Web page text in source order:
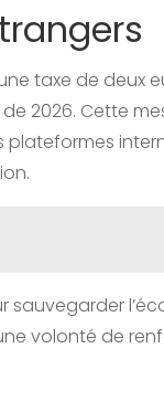
taxe de deux
2026. Cette
plateformes
sauvegarder
volonté de